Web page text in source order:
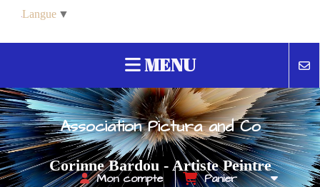
Association Pictura and Co
Corinne Bardou - Artiste Peintre
Mon compte Panier
MENU
Langue ▼